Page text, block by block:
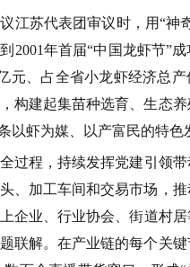
江苏代表团审议时，用“神
2001年首届“中国龙虾节”
元、占全省小龙虾经济总产
构建起集苗种选育、生态养
虾为媒、以产富民的特色
过程，持续发挥党建引领
、加工车间和交易市场，
企业、行业协会、街道村居
联解。在产业链的每个关